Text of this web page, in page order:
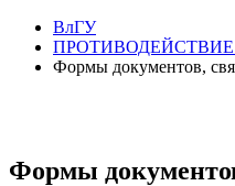
ВлГУ
Формы документов,
Формы